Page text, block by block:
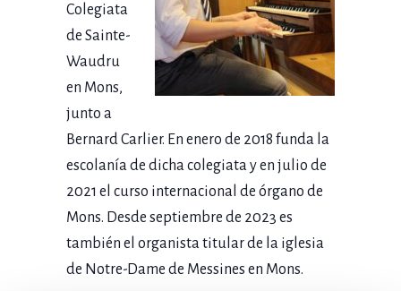
Colegiata
de Sainte-
Waudru
en Mons,
junto a
Bernard Carlier. En enero de 2018 funda la
escolanía de dicha colegiata y en julio de
2021 el curso internacional de órgano de
Mons. Desde septiembre de 2023 es
también el organista titular de la iglesia
de Notre-Dame de Messines en Mons.